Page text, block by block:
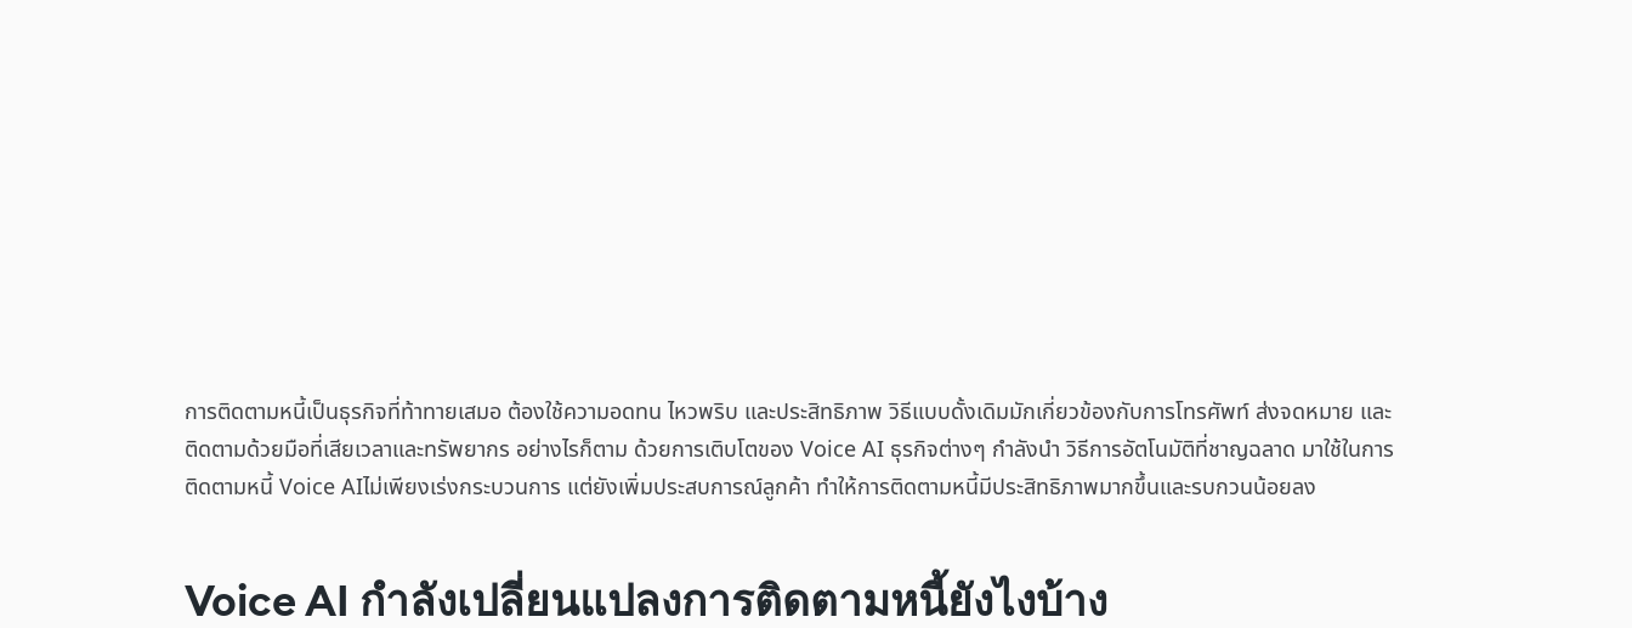
การติดตามหนี้เป็นธุรกิจที่ท้าทายเสมอ ต้องใช้ความอดทน ไหวพริบ และประสิทธิภาพ วิธีแบบดั้งเดิมมักเกี่ยวข้องกับการโทรศัพท์ ส่งจดหมาย และ
ติดตามด้วยมือที่เสียเวลาและทรัพยากร อย่างไรก็ตาม ด้วยการเติบโตของ Voice AI ธุรกิจต่างๆ กำลังนำ วิธีการอัตโนมัติที่ชาญฉลาด มาใช้ในการ
ติดตามหนี้ Voice AIไม่เพียงเร่งกระบวนการ แต่ยังเพิ่มประสบการณ์ลูกค้า ทำให้การติดตามหนี้มีประสิทธิภาพมากขึ้นและรบกวนน้อยลง
Voice AI กำลังเปลี่ยนแปลงการติดตามหนี้ยังไงบ้าง